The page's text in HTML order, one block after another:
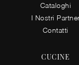
Cataloghi
I Nostri
Contatti
CUCINE